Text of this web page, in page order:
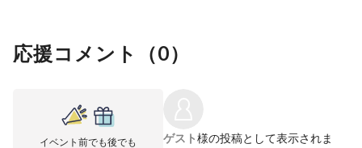
応援コメント（0）
イベント前でも後でも
ゲスト様の投稿として表示されま